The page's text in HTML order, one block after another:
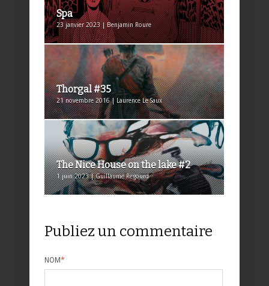
Spa
23 janvier 2023 | Benjamin Roure
Thorgal #35
21 novembre 2016 | Laurence Le Saux
The Nice House on the lake #2
1 juin 2023 | Guillaume Regourd
Publiez un commentaire
NOM*